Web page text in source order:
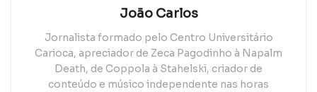
João Carlos
Jornalista formado pelo Centro Universitário
Carioca, apreciador de Zeca Pagodinho à Napalm
Death, de Coppola à Stahelski, criador de
conteúdo e músico independente nas horas